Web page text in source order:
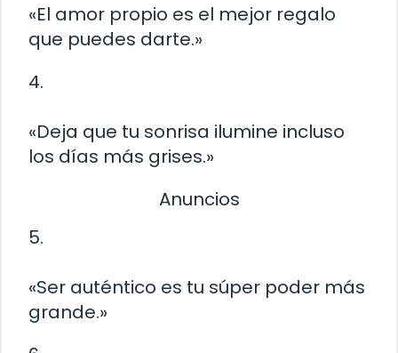
«El amor propio es el mejor regalo
que puedes darte.»
4.
«Deja que tu sonrisa ilumine incluso
los días más grises.»
Anuncios
5.
«Ser auténtico es tu súper poder más
grande.»